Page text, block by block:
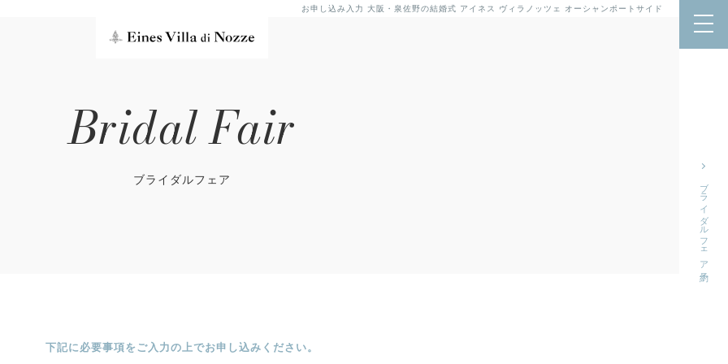
お申し込み入力 大阪・泉佐野の結婚式 アイネス ヴィラノッツェ オーシャンポートサイド
ブライダルフェア予約
Bridal Fair
ブライダルフェア
下記に必要事項をご入力の上でお申し込みください。